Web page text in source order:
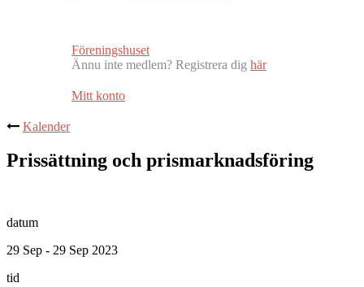
Föreningshuset
Ännu inte medlem? Registrera dig här
Mitt konto
Kalender
Prissättning och prismarknadsföring
datum
29 Sep - 29 Sep 2023
tid